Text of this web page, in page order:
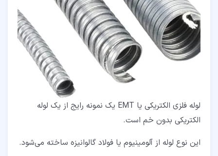
لوله فلزی الکتریکی یا EMT یک نمونه رایج از یک لوله
الکتریکی بدون خم است.
این نوع لوله از آلومینیوم یا فولاد گالوانیزه ساخته می‌شود.